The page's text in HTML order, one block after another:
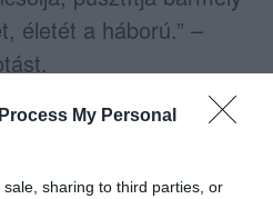
My Personal
sharing to third parties, or
életét a háború.” –
listája: